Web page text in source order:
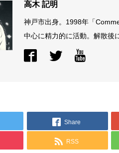
高木 記明
神戸市出身。1998年「
中心に精力的に活動。解散後
Share
RSS